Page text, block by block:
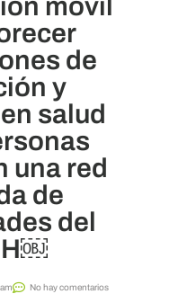
móvil
de
y
salud
una red
de
del
No hay comentarios